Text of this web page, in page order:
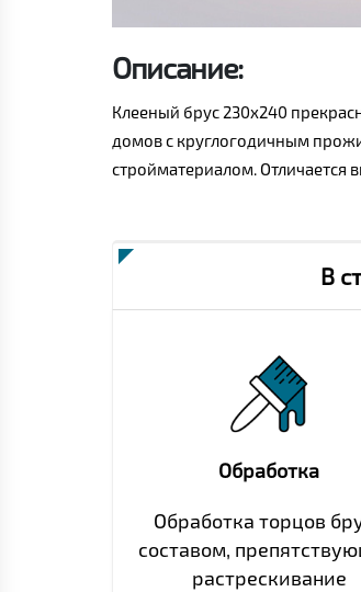
Описание:
Клееный брус 230x240
домов с круглогодичным
стройматериалом. Отличается
В
Обработка
Обработка торцов
составом,
растрескивание